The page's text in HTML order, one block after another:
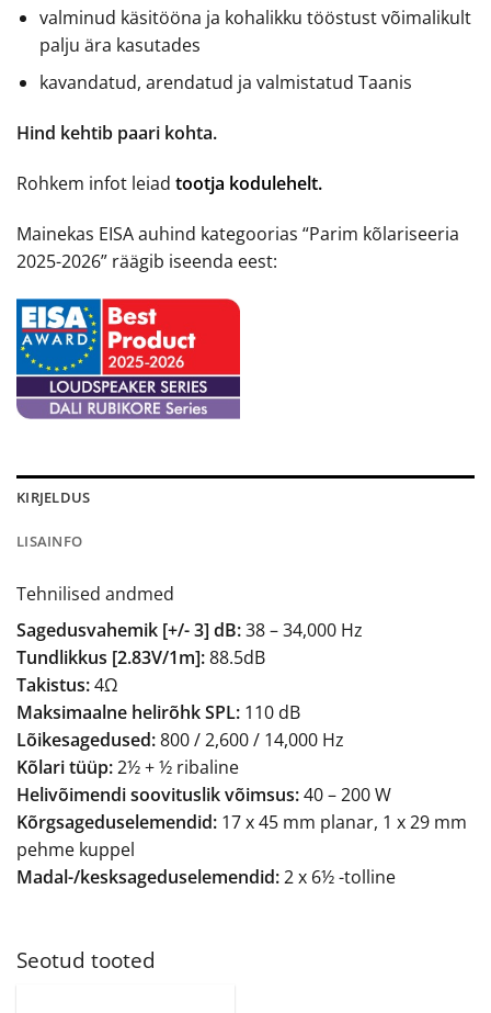
valminud käsitööna ja kohalikku tööstust võimalikult
palju ära kasutades
kavandatud, arendatud ja valmistatud Taanis
Hind kehtib paari kohta.
Rohkem infot leiad tootja kodulehelt.
Mainekas EISA auhind kategoorias “Parim kõlariseeria
2025-2026” räägib iseenda eest:
KIRJELDUS
LISAINFO
Tehnilised andmed
Sagedusvahemik [+/- 3] dB:38 – 34,000 Hz
Tundlikkus [2.83V/1m]:88.5dB
Takistus:4Ω
Maksimaalne helirõhk SPL: 110 dB
Lõikesagedused:800 / 2,600 / 14,000 Hz
Kõlari tüüp:2½ + ½ ribaline
Helivõimendi soovituslik võimsus:40 – 200 W
Kõrgsageduselemendid: 17 x 45 mm planar, 1 x 29 mm
pehme kuppel
Madal-/kesksageduselemendid:2 x 6½ -tolline
Seotud tooted